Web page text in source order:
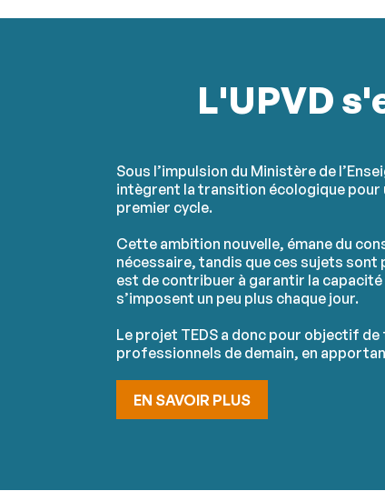
L'UPVD
Sous l’impulsion du Ministère de
intègrent la transition écologique pour
premier cycle.
Cette ambition nouvelle, émane du
nécessaire, tandis que ces sujets
est de contribuer à garantir la
s’imposent un peu plus chaque jour.
Le projet TEDS a donc pour objectif
professionnels de demain, en
EN SAVOIR PLUS